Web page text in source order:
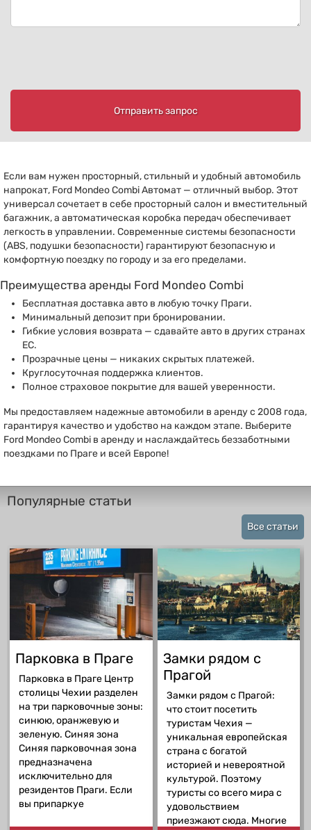
Отправить запрос
Если вам нужен просторный, стильный и удобный автомобиль
напрокат, Ford Mondeo Combi Автомат — отличный выбор. Этот
универсал сочетает в себе просторный салон и вместительный
багажник, а автоматическая коробка передач обеспечивает
легкость в управлении. Современные системы безопасности
(ABS, подушки безопасности) гарантируют безопасную и
комфортную поездку по городу и за его пределами.
Преимущества аренды Ford Mondeo Combi
Бесплатная доставка авто в любую точку Праги.
Минимальный депозит при бронировании.
Гибкие условия возврата — сдавайте авто в других странах
ЕС.
Прозрачные цены — никаких скрытых платежей.
Круглосуточная поддержка клиентов.
Полное страховое покрытие для вашей уверенности.
Мы предоставляем надежные автомобили в аренду с 2008 года,
гарантируя качество и удобство на каждом этапе. Выберите
Ford Mondeo Combi в аренду и наслаждайтесь беззаботными
поездками по Праге и всей Европе!
Популярные статьи
Все статьи
Парковка в Праге
Парковка в Праге Центр
столицы Чехии разделен
на три парковочные зоны:
синюю, оранжевую и
зеленую. Синяя зона
Синяя парковочная зона
предназначена
исключительно для
резидентов Праги. Если
вы припаркуе
Замки рядом с
Прагой
Замки рядом с Прагой:
что стоит посетить
туристам Чехия —
уникальная европейская
страна с богатой
историей и невероятной
культурой. Поэтому
туристы со всего мира с
удовольствием
приезжают сюда. Многие